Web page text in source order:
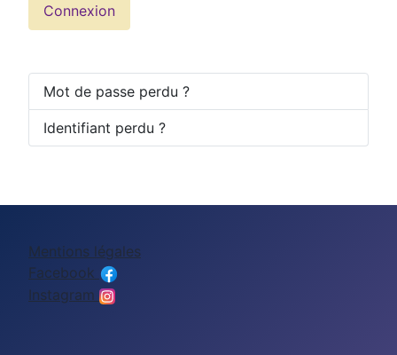
Connexion
Mot de passe perdu ?
Identifiant perdu ?
Mentions légales
Facebook
Instagram